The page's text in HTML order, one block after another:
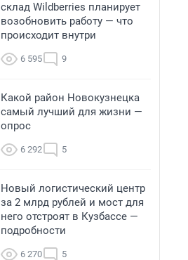
склад Wildberries планирует
возобновить работу — что
происходит внутри
6 595 9
Какой район Новокузнецка
самый лучший для жизни —
опрос
6 292 5
Новый логистический центр
за 2 млрд рублей и мост для
него отстроят в Кузбассе —
подробности
6 270 5